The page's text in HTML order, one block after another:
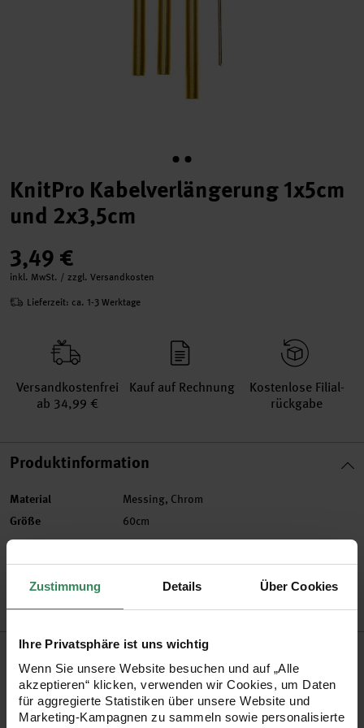
Zustimmung Details Über Cookies
Ihre Privatsphäre ist uns wichtig
Wenn Sie unsere Website besuchen und auf „Alle
akzeptieren“ klicken, verwenden wir Cookies, um Daten
für aggregierte Statistiken über unsere Website und
Marketing-Kampagnen zu sammeln sowie personalisierte
KnitPro Kabelverlängerung 1x5cm
und 2x3,5cm
3,49 €
inkl. MwSt. / zzgl. Versandkosten
Lieferzeit: ca. 1-3 Werktage
Versand­kosten­frei
ab 34,99 €
Kauf auf Rechnung
Kosten­lose Filial­
rückgabe
Produktinformation
Material Messing, Chrom
Größe 60cm
Produktbeschreibung
Nutzen Sie das große KnitPro Sortiment für Ihre individuellen
Nadeln. Kombinieren Sie Seile und Nadelgrößen beliebig